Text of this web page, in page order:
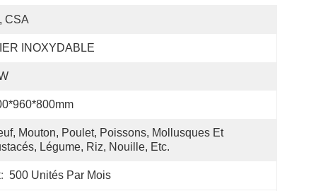
CSA
INOXYDABLE
Mouton, Poulet, Poissons, Mollusques Et
Légume, Riz, Nouille, Etc.
500 Unités Par Mois